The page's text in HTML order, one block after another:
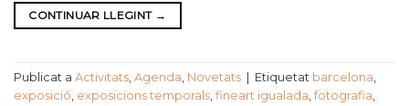
CONTINUAR LLEGINT →
Publicat a Activitats, Agenda, Novetats Etiquetat barcelona,
exposició, exposicions temporals, fineart igualada, fotografia,